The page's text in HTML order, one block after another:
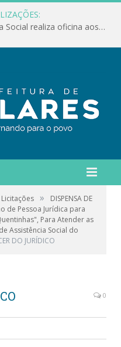
Conselho Municipal de Assistência Social realiza oficina aos servidores
Licitações »
DISPENSA DE
de Pessoa Jurídica para
Para Atender as
Assistência Social do
DO JURÍDICO
0